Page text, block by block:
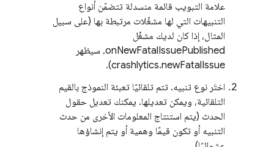
علامة التبويب قائمة منسدلة تتضمّن أنواع
التنبيهات التي لها مشغّلات مرتبطة بها (على سبيل
المثال، إذا كان لديك مشغّل
onNewFatalIssuePublished، سيظهر
crashlytics.newFatalIssue).
اختَر نوع تنبيه. تتم تلقائيًا تعبئة النموذج بالقيم
التلقائية، ويمكن تعديلها. يمكنك تعديل حقول
الحدث (يتم استنتاج المعلومات الأخرى من حدث
التنبيه أو تكون قيمًا وهمية أو يتم إنشاؤها